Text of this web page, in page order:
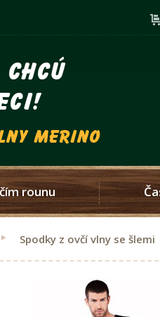
merino
rounu
Spodky z ovčí vlny se šlemi